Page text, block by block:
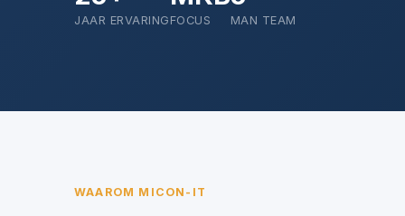
JAAR ERVARING FOCUS MAN TEAM
WAAROM MICON-IT